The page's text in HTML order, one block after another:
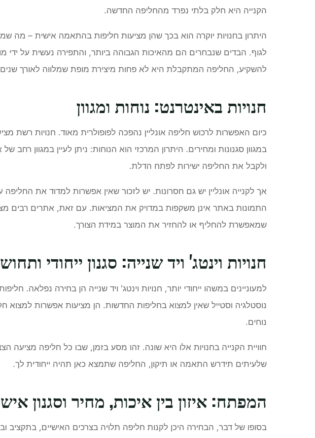
הקנייה היא חלק בלתי נפרד מהחליפה החדשה.
היתרון בחנויות יוקרה הוא בכך שהן מציעות חליפות בהתאמה אישית – מה
לגוף. הבדים שנבחרים הם מהאיכות הגבוהה ביותר, והתפירה נעשית על ידי
להשקיע, החליפה המתקבלת היא לא פחות מיצירת מופת שמלווה לאורך
חנויות באינטרנט: נוחות ומגוון
כיום האפשרות לרכוש חליפה אונליין נהפכה לפופולרית מאוד. חנויות רשת
במגוון סגנונות ומחירים. היתרון המרכזי הוא הנוחות: ניתן לעיין במגוון
ולקבל את החליפה ישירות לפתח הדלת.
אך לקנייה אונליין יש גם חסרונות. יש לזכור שאין אפשרות למדוד את החליפה
התמונות באתר אינן משקפות במדויק את המציאות. עם זאת, אתרים רבים
שמאפשרת להחליף או להחזיר את המוצר במידת הצורך.
חנויות וינטג' ויד שנייה: סגנון ייחודי
למעוניינים במשהו ייחודי יותר, חנויות וינטג' ויד שנייה הן בחירה נפלאה.
נוסטלגיה וסטייל שאין למצוא בחליפות החדשות. הן מציעות אפשרות למצוא
נוחים.
חוויית הקנייה בחנויות אלו היא שונה. זהו מסע בזמן, שבו כל חליפה מציעה
שלעיתים תידרש התאמה או תיקון, החליפה שתמצא כאן תהיה ייחודית לך.
המפתח: איזון בין איכות, מחיר וסגנון
בסופו של דבר, הבחירה היכן לקנות חליפה תלויה בצרכים האישיים, בתקציב